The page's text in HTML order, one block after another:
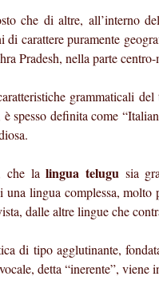
che di altre, all’interno
di carattere puramente
Pradesh, nella parte
grammaticali del
spesso definita come
che lalingua telugu sia
una lingua complessa,
dalle altre lingue che
di tipo agglutinante,
detta “inerente”, viene